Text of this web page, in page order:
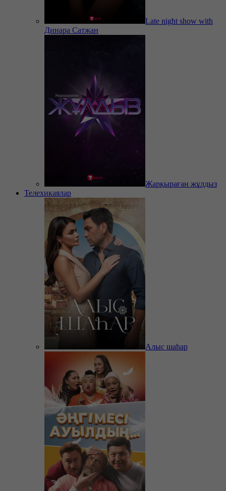
Late night show with
Динара Сатжан
Жарқыраған жұлдыз
Телехикаялар
Алыс шаһар